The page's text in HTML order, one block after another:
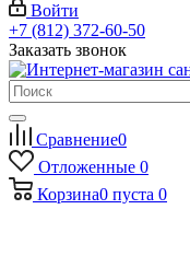
Войти
+7 (812) 372-60-50
Заказать звонок
Сравнение0
Отложенные 0
Корзина0 пуста 0